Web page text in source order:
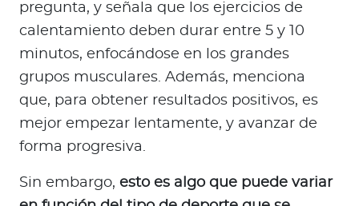
pregunta, y señala que los ejercicios de
calentamiento deben durar entre 5 y 10
minutos, enfocándose en los grandes
grupos musculares. Además, menciona
que, para obtener resultados positivos, es
mejor empezar lentamente, y avanzar de
forma progresiva.
Sin embargo, esto es algo que puede variar